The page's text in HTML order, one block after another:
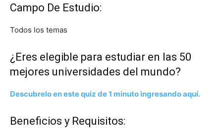
Campo De Estudio:
Todos los temas
¿Eres elegible para estudiar en las 50
mejores universidades del mundo?
Descubrelo en este quiz de 1 minuto ingresando aquí.
Beneficios y Requisitos: